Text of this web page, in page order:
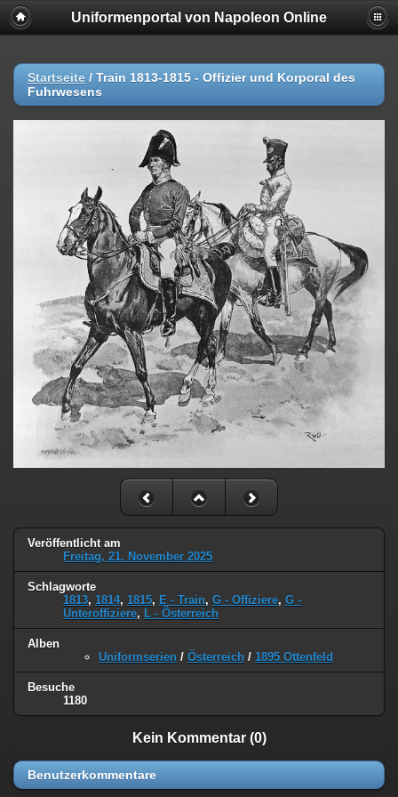
Uniformenportal von Napoleon Online
Startseite / Train 1813-1815 - Offizier und Korporal des
Fuhrwesens
Veröffentlicht am
Freitag, 21. November 2025
Schlagworte
1813, 1814, 1815, E - Train, G - Offiziere, G -
Unteroffiziere, L - Österreich
Alben
Uniformserien / Österreich / 1895 Ottenfeld
Besuche
1180
Kein Kommentar (0)
Benutzerkommentare